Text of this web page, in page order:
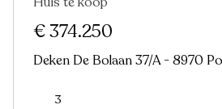
€ 374.250
Deken De Bolaan 37/A - 8970
3